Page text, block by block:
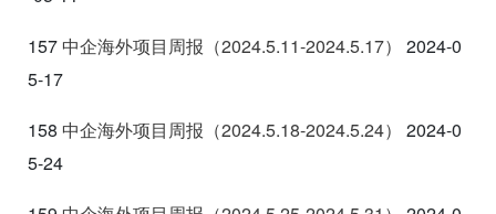
157 中企海外项目周报（2024.5.11-2024.5.17）
2024-0
5-17
158 中企海外项目周报（2024.5.18-2024.5.24）
2024-0
5-24